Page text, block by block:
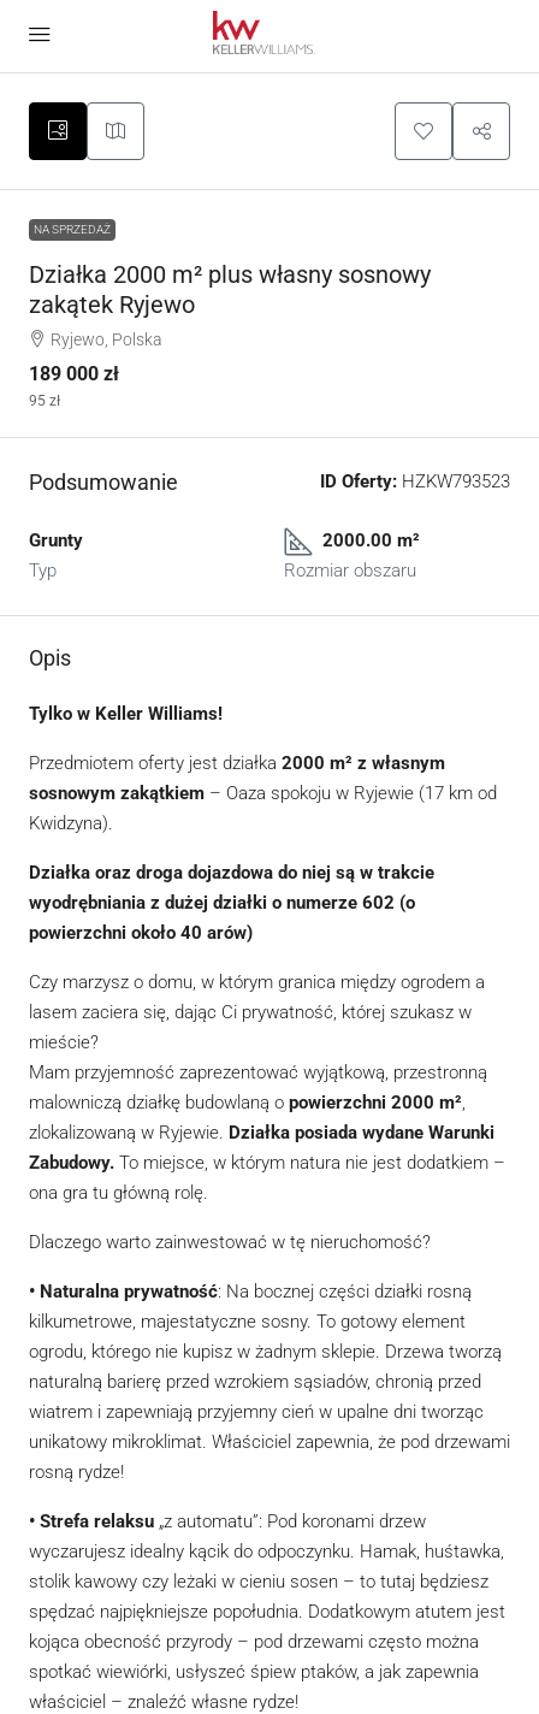
NA SPRZEDAŻ
Działka 2000 m² plus własny sosnowy
zakątek Ryjewo
Ryjewo, Polska
189 000 zł
95 zł
Podsumowanie ID Oferty: HZKW793523
Grunty
Typ
2000.00 m²
Rozmiar obszaru
Opis
Tylko w Keller Williams!
Przedmiotem oferty jest działka 2000 m² z własnym
sosnowym zakątkiem – Oaza spokoju w Ryjewie (17 km od
Kwidzyna).
Działka oraz droga dojazdowa do niej są w trakcie
wyodrębniania z dużej działki o numerze 602 (o
powierzchni około 40 arów)
Czy marzysz o domu, w którym granica między ogrodem a
lasem zaciera się, dając Ci prywatność, której szukasz w
mieście?
Mam przyjemność zaprezentować wyjątkową, przestronną
malowniczą działkę budowlaną o powierzchni 2000 m²,
zlokalizowaną w Ryjewie. Działka posiada wydane Warunki
Zabudowy. To miejsce, w którym natura nie jest dodatkiem –
ona gra tu główną rolę.
Dlaczego warto zainwestować w tę nieruchomość?
• Naturalna prywatność: Na bocznej części działki rosną
kilkumetrowe, majestatyczne sosny. To gotowy element
ogrodu, którego nie kupisz w żadnym sklepie. Drzewa tworzą
naturalną barierę przed wzrokiem sąsiadów, chronią przed
wiatrem i zapewniają przyjemny cień w upalne dni tworząc
unikatowy mikroklimat. Właściciel zapewnia, że pod drzewami
rosną rydze!
• Strefa relaksu „z automatu”: Pod koronami drzew
wyczarujesz idealny kącik do odpoczynku. Hamak, huśtawka,
stolik kawowy czy leżaki w cieniu sosen – to tutaj będziesz
spędzać najpiękniejsze popołudnia. Dodatkowym atutem jest
kojąca obecność przyrody – pod drzewami często można
spotkać wiewiórki, usłyszeć śpiew ptaków, a jak zapewnia
właściciel – znaleźć własne rydze!